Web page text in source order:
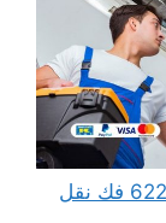
فني تكييف مركزي هندي الكويت 62224041 فك نقل